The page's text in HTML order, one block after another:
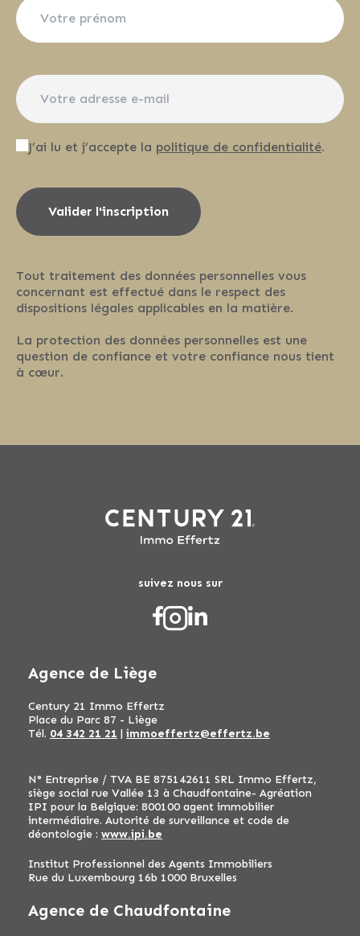
J’ai lu et j’accepte la politique de confidentialité.
Valider l'inscription
Tout traitement des données personnelles vous
concernant est effectué dans le respect des
dispositions légales applicables en la matière.
La protection des données personnelles est une
question de confiance et votre confiance nous tient
à cœur.
suivez nous sur
Agence de Liège
Century 21 Immo Effertz
Place du Parc 87 - Liège
Tél. 04 342 21 21 | immoeffertz@effertz.be
N° Entreprise / TVA BE 875142611 SRL Immo Effertz,
siège social rue Vallée 13 à Chaudfontaine- Agréation
IPI pour la Belgique: 800100 agent immobilier
intermédiaire. Autorité de surveillance et code de
déontologie : www.ipi.be
Institut Professionnel des Agents Immobiliers
Rue du Luxembourg 16b 1000 Bruxelles
Agence de Chaudfontaine